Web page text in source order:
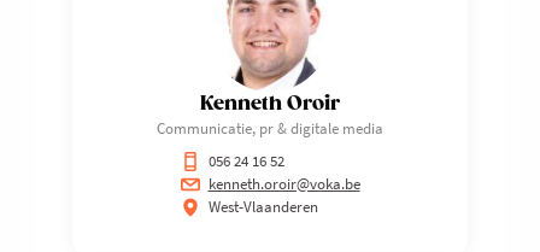
Kenneth Oroir
Communicatie, pr & digitale media
056 24 16 52
kenneth.oroir@voka.be
West-Vlaanderen